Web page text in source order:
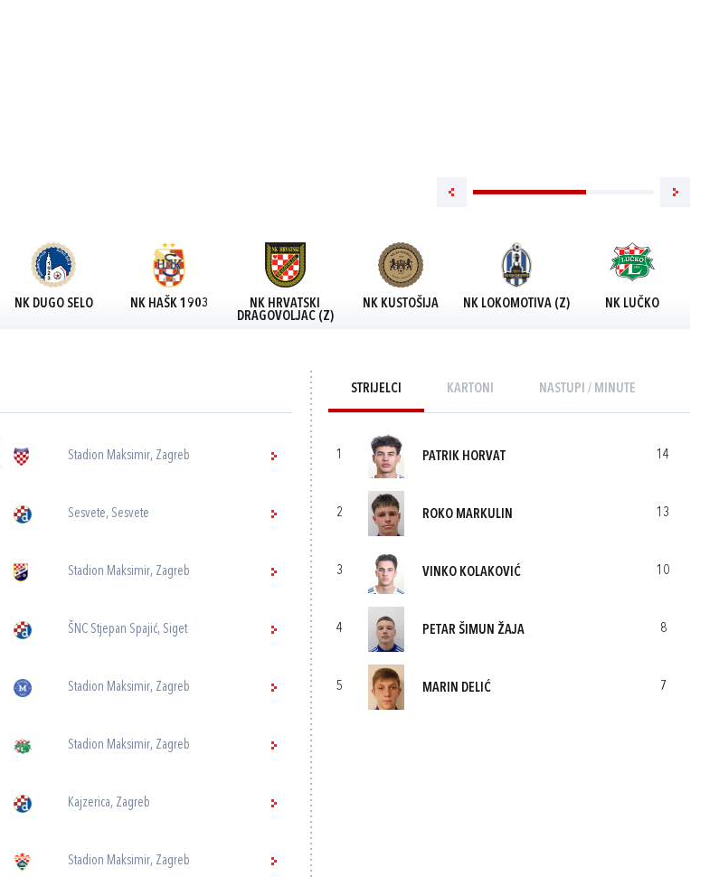
NK DUGO SELO NK HAŠK 1903
NK HRVATSKI
DRAGOVOLJAC (Z)
NK KUSTOŠIJA NK LOKOMOTIVA (Z) NK LUČKO
Stadion Maksimir, Zagreb
Sesvete, Sesvete
Stadion Maksimir, Zagreb
ŠNC Stjepan Spajić, Siget
Stadion Maksimir, Zagreb
Stadion Maksimir, Zagreb
Kajzerica, Zagreb
Stadion Maksimir, Zagreb
STRIJELCI KARTONI NASTUPI / MINUTE
1 PATRIK HORVAT 14
2 ROKO MARKULIN 13
3 VINKO KOLAKOVIĆ 10
4 PETAR ŠIMUN ŽAJA 8
5 MARIN DELIĆ 7